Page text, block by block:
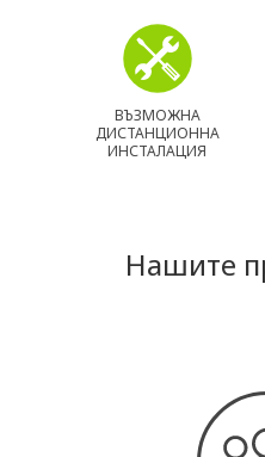
ВЪЗМОЖНА
ДИСТАНЦИОННА
ИНСТАЛАЦИЯ
Нашите